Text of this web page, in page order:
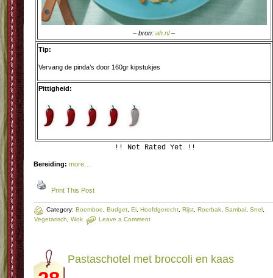
– bron:ah.nl–
Tip:
Vervang de pinda’s door 160gr kipstukjes
Pittigheid:
!! Not Rated Yet !!
Bereiding: more…
Print This Post
Category: Boemboe Budget Ei Hoofdgerecht Rijst Roerbak Sambal Snel
Vegetarisch
Wok Leave a Comment
Pastaschotel met broccoli en kaas